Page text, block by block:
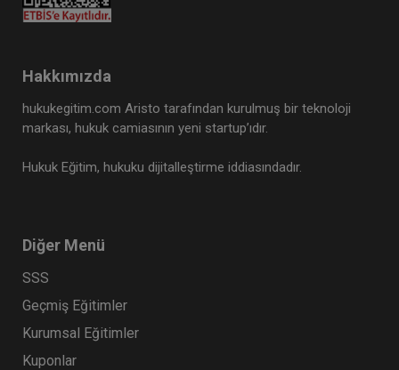
Hakkımızda
hukukegitim.com Aristo tarafından kurulmuş bir teknoloji
markası, hukuk camiasının yeni startup’ıdır.
Hukuk Eğitim, hukuku dijitalleştirme iddiasındadır.
Diğer Menü
SSS
Geçmiş Eğitimler
Kurumsal Eğitimler
Kuponlar